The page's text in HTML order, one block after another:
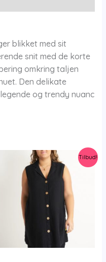
blikket med sit
snit med de korte
omkring taljen
Den delikate
og trendy nuanc
Tilbud!